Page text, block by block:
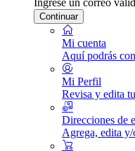
Continuar
Mi cuenta
Aquí podrás
Mi Perfil
Revisa y edita
Direcciones de
Agrega, edita